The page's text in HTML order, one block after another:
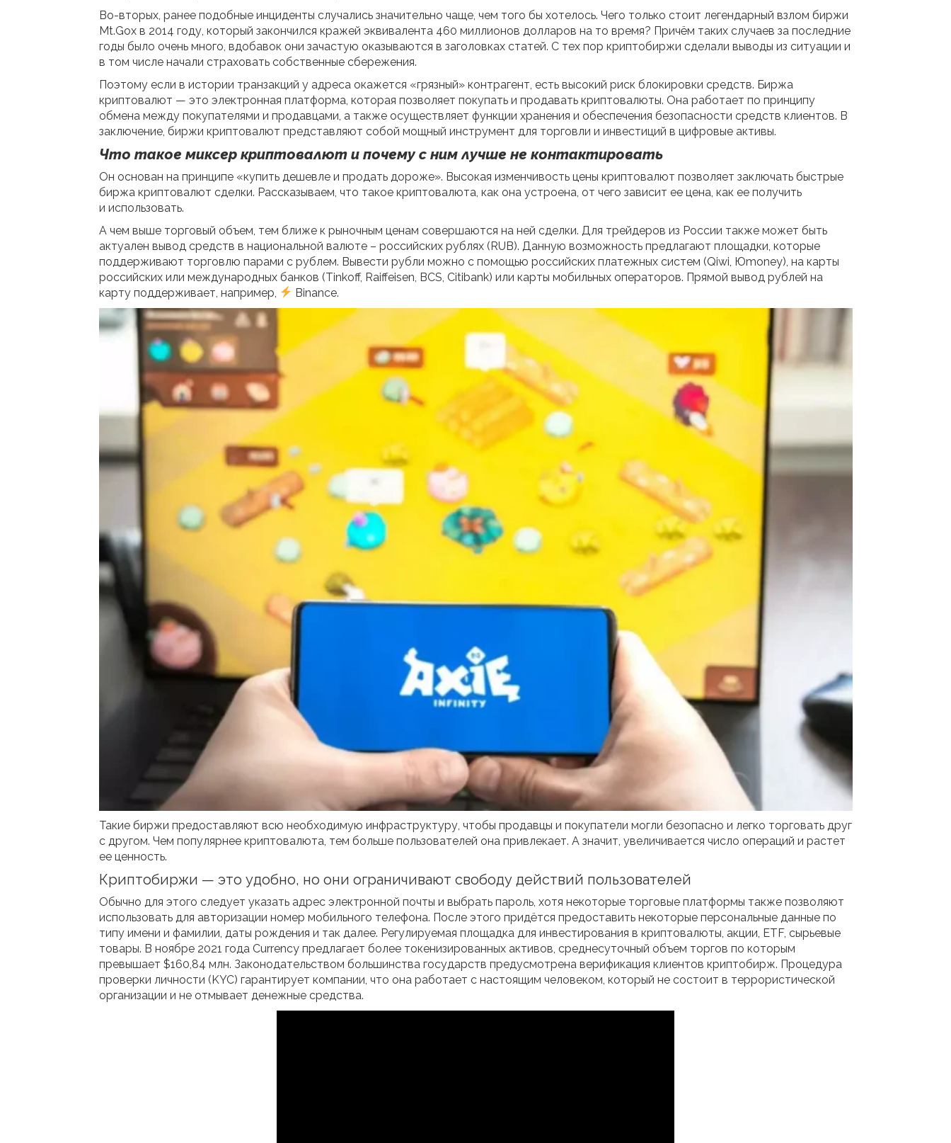
Во-вторых, ранее подобные инциденты случались значительно чаще, чем того бы хотелось. Чего только стоит легендарный взлом биржи
Mt.Gox в 2014 году, который закончился кражей эквивалента 460 миллионов долларов на то время? Причём таких случаев за последние
годы было очень много, вдобавок они зачастую оказываются в заголовках статей. С тех пор криптобиржи сделали выводы из ситуации и
в том числе начали страховать собственные сбережения.
Поэтому если в истории транзакций у адреса окажется «грязный» контрагент, есть высокий риск блокировки средств. Биржа
криптовалют — это электронная платформа, которая позволяет покупать и продавать криптовалюты. Она работает по принципу
обмена между покупателями и продавцами, а также осуществляет функции хранения и обеспечения безопасности средств клиентов. В
заключение, биржи криптовалют представляют собой мощный инструмент для торговли и инвестиций в цифровые активы.
Что такое миксер криптовалют и почему с ним лучше не контактировать
Он основан на принципе «купить дешевле и продать дороже». Высокая изменчивость цены криптовалют позволяет заключать быстрые
биржа криптовалют сделки. Рассказываем, что такое криптовалюта, как она устроена, от чего зависит ее цена, как ее получить
и использовать.
А чем выше торговый объем, тем ближе к рыночным ценам совершаются на ней сделки. Для трейдеров из России также может быть
актуален вывод средств в национальной валюте – российских рублях (RUB). Данную возможность предлагают площадки, которые
поддерживают торговлю парами с рублем. Вывести рубли можно с помощью российских платежных систем (Qiwi, Юmoney), на карты
российских или международных банков (Tinkoff, Raiffeisen, BCS, Citibank) или карты мобильных операторов. Прямой вывод рублей на
карту поддерживает, например,
Binance.
Такие биржи предоставляют всю необходимую инфраструктуру, чтобы продавцы и покупатели могли безопасно и легко торговать друг
с другом. Чем популярнее криптовалюта, тем больше пользователей она привлекает. А значит, увеличивается число операций и растет
ее ценность.
Криптобиржи — это удобно, но они ограничивают свободу действий пользователей
Обычно для этого следует указать адрес электронной почты и выбрать пароль, хотя некоторые торговые платформы также позволяют
использовать для авторизации номер мобильного телефона. После этого придётся предоставить некоторые персональные данные по
типу имени и фамилии, даты рождения и так далее. Регулируемая площадка для инвестирования в криптовалюты, акции, ETF, сырьевые
товары. В ноябре 2021 года Currency предлагает более токенизированных активов, среднесуточный объем торгов по которым
превышает $160,84 млн. Законодательством большинства государств предусмотрена верификация клиентов криптобирж. Процедура
проверки личности (KYC) гарантирует компании, что она работает с настоящим человеком, который не состоит в террористической
организации и не отмывает денежные средства.